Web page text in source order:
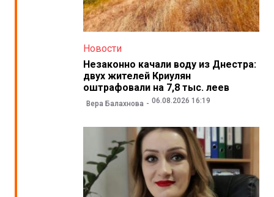
Новости
Незаконно качали воду из Днестра:
двух жителей Криулян
оштрафовали на 7,8 тыс. леев
Вера Балахнова 06.08.2026 16:19